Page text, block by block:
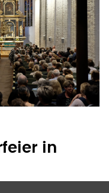
in